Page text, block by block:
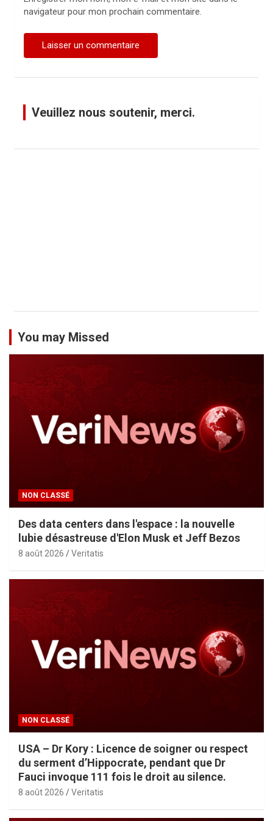
navigateur pour mon prochain commentaire.
Veuillez nous soutenir, merci.
You may Missed
NON CLASSÉ
Des data centers dans l'espace : la nouvelle
lubie désastreuse d'Elon Musk et Jeff Bezos
8 août 2026 Veritatis
NON CLASSÉ
USA – Dr Kory : Licence de soigner ou respect
du serment d’Hippocrate, pendant que Dr
Fauci invoque 111 fois le droit au silence.
8 août 2026 Veritatis